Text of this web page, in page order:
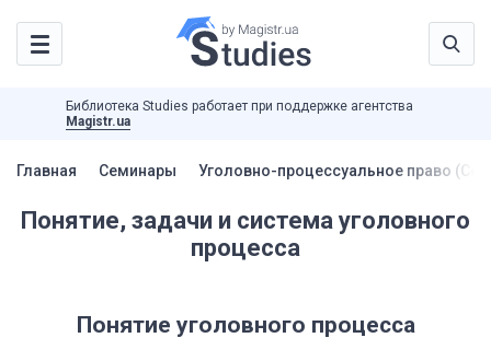
Библиотека Studies работает при поддержке агентства
Magistr.ua
Главная Семинары Уголовно-процессуальное право
Понятие, задачи и система уголовного
процесса
Понятие уголовного процесса